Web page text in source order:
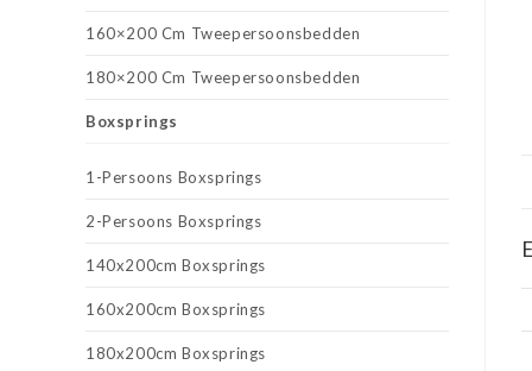
160×200 Cm Tweepersoonsbedden
180×200 Cm Tweepersoonsbedden
Boxsprings
1-Persoons Boxsprings
2-Persoons Boxsprings
140x200cm Boxsprings
160x200cm Boxsprings
180x200cm Boxsprings